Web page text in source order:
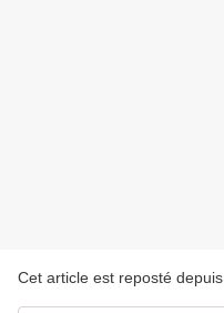
Cet article est reposté depuis